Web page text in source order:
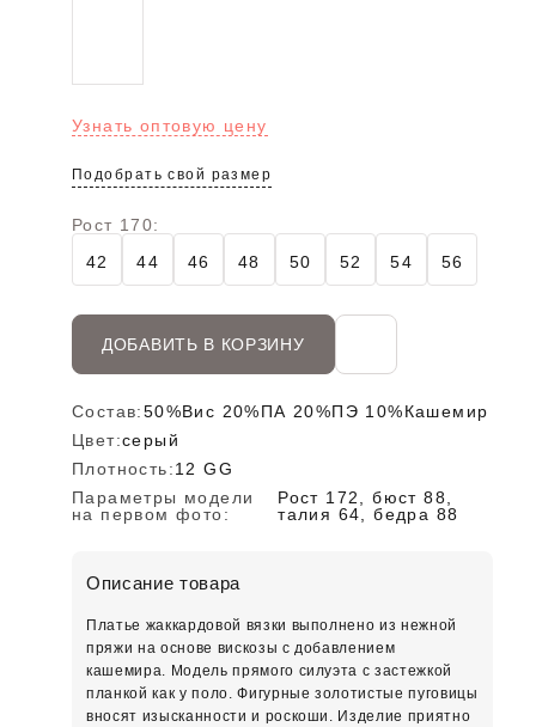
Узнать оптовую цену
Подобрать свой размер
Рост 170:
42
44 46 48 50 52 54 56
ДОБАВИТЬ В КОРЗИНУ
Состав:50%Вис 20%ПА 20%ПЭ 10%Кашемир
Цвет:серый
Плотность:12 GG
Параметры модели
на первом фото:
Рост 172, бюст 88,
талия 64, бедра 88
Описание товара
Платье жаккардовой вязки выполнено из нежной
пряжи на основе вискозы с добавлением
кашемира. Модель прямого силуэта с застежкой
планкой как у поло. Фигурные золотистые пуговицы
вносят изысканности и роскоши. Изделие приятно